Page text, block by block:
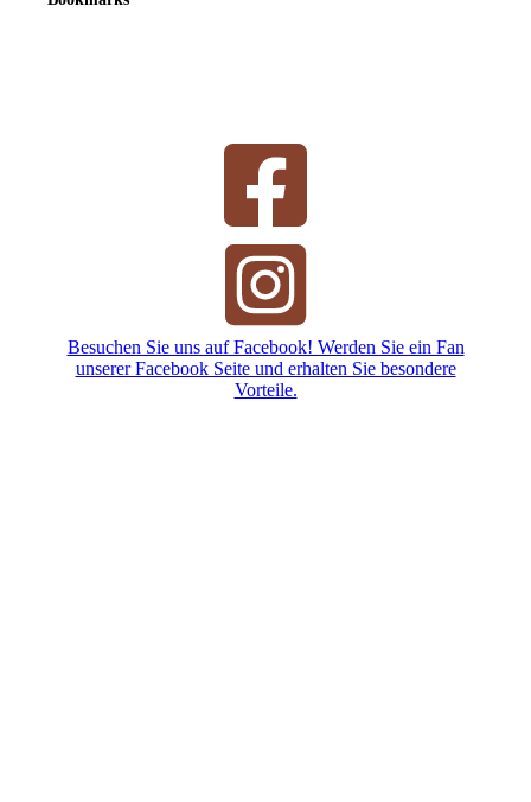
Besuchen Sie uns auf Facebook! Werden Sie ein Fan
unserer Facebook Seite und erhalten Sie besondere
Vorteile.